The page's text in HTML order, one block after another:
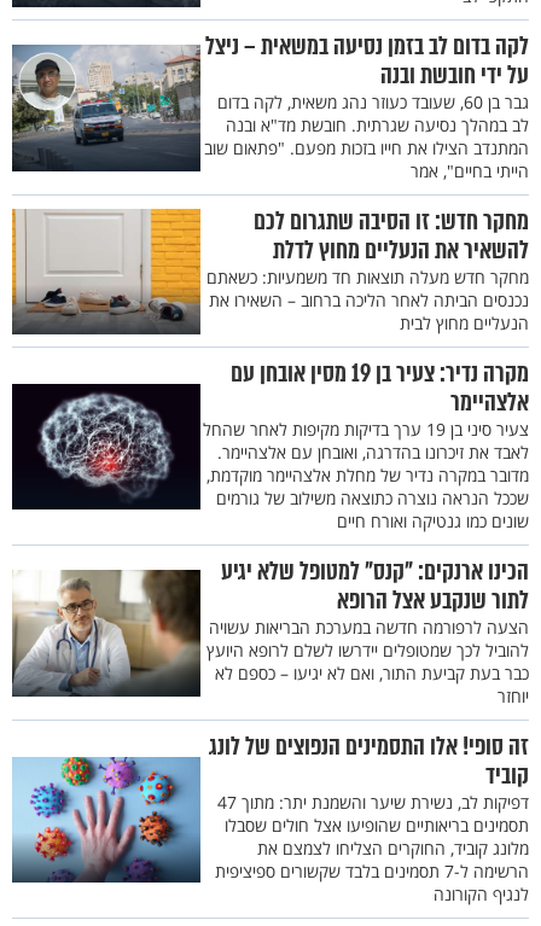
לקה בדום לב בזמן נסיעה במשאית – ניצל
על ידי חובשת ובנה
גבר בן 60, שעובד כעוזר נהג משאית, לקה בדום
לב במהלך נסיעה שגרתית. חובשת מד"א ובנה
המתנדב הצילו את חייו בזכות מפעם. "פתאום שוב
הייתי בחיים", אמר
מחקר חדש: זו הסיבה שתגרום לכם
להשאיר את הנעליים מחוץ לדלת
מחקר חדש מעלה תוצאות חד משמעיות: כשאתם
נכנסים הביתה לאחר הליכה ברחוב – השאירו את
הנעליים מחוץ לבית
מקרה נדיר: צעיר בן 19 מסין אובחן עם
אלצהיימר
צעיר סיני בן 19 ערך בדיקות מקיפות לאחר שהחל
לאבד את זיכרונו בהדרגה, ואובחן עם אלצהיימר.
מדובר במקרה נדיר של מחלת אלצהיימר מוקדמת,
שככל הנראה נוצרה כתוצאה משילוב של גורמים
שונים כמו גנטיקה ואורח חיים
הכינו ארנקים: "קנס" למטופל שלא יגיע
לתור שנקבע אצל הרופא
הצעה לרפורמה חדשה במערכת הבריאות עשויה
להוביל לכך שמטופלים יידרשו לשלם לרופא היועץ
כבר בעת קביעת התור, ואם לא יגיעו – כספם לא
יוחזר
זה סופי! אלו התסמינים הנפוצים של לונג
קוביד
דפיקות לב, נשירת שיער והשמנת יתר: מתוך 47
תסמינים בריאותיים שהופיעו אצל חולים שסבלו
מלונג קוביד, החוקרים הצליחו לצמצם את
הרשימה ל-7 תסמינים בלבד שקשורים ספיציפית
לנגיף הקורונה